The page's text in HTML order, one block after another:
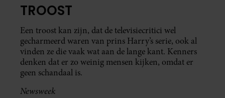
TROOST
Een troost kan zijn, dat de televisiecritici wel
gecharmeerd waren van prins Harry’s serie, ook al
vinden ze die vaak wat aan de lange kant. Kenners
denken dat er zo weinig mensen kijken, omdat er
geen schandaal is.
Newsweek